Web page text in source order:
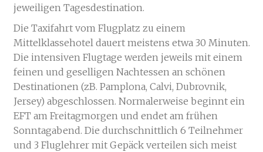
jeweiligen Tagesdestination.
Die Taxifahrt vom Flugplatz zu einem
Mittelklassehotel dauert meistens etwa 30 Minuten.
Die intensiven Flugtage werden jeweils mit einem
feinen und geselligen Nachtessen an schönen
Destinationen (zB. Pamplona, Calvi, Dubrovnik,
Jersey) abgeschlossen. Normalerweise beginnt ein
EFT am Freitagmorgen und endet am frühen
Sonntagabend. Die durchschnittlich 6 Teilnehmer
und 3 Fluglehrer mit Gepäck verteilen sich meist